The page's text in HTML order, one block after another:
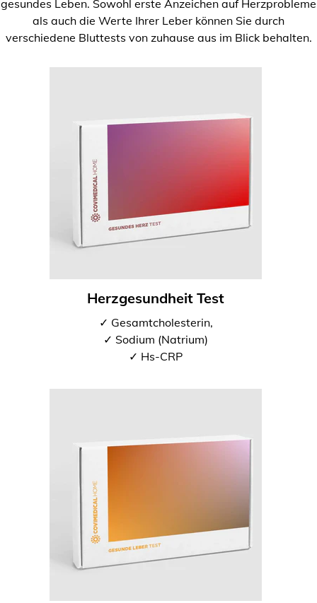
gesundes Leben. Sowohl erste Anzeichen auf Herzprobleme
als auch die Werte Ihrer Leber können Sie durch
verschiedene Bluttests von zuhause aus im Blick behalten.
Herzgesundheit Test
✓ Gesamtcholesterin,
✓ Sodium (Natrium)
✓ Hs-CRP